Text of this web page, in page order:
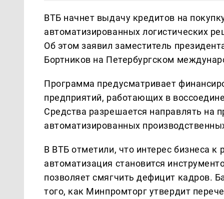
ВТБ начнет выдачу кредитов на
автоматизированных логистических
Об этом заявил заместитель
Бортников на Петербургском
Программа предусматривает
предприятий, работающих в
Средства разрешается направлять на
автоматизированных
В ВТБ отметили, что интерес бизнеса к
автоматизация становится
позволяет смягчить дефицит кадров.
того, как Минпромторг утвердит